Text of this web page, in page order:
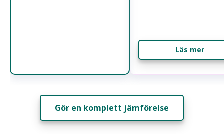
Läs mer
Gör en komplett jämförelse